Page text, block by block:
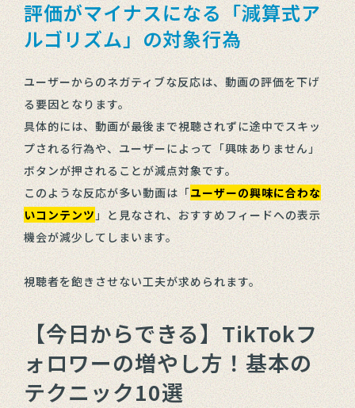
評価がマイナスになる「減算式ア
ルゴリズム」の対象行為
ユーザーからのネガティブな反応は、動画の評価を下げ
る要因となります。
具体的には、動画が最後まで視聴されずに途中でスキッ
プされる行為や、ユーザーによって「興味ありません」
ボタンが押されることが減点対象です。
このような反応が多い動画は「ユーザーの興味に合わな
いコンテンツ」と見なされ、おすすめフィードへの表示
機会が減少してしまいます。
視聴者を飽きさせない工夫が求められます。
【今日からできる】TikTokフ
ォロワーの増やし方！基本の
テクニック10選